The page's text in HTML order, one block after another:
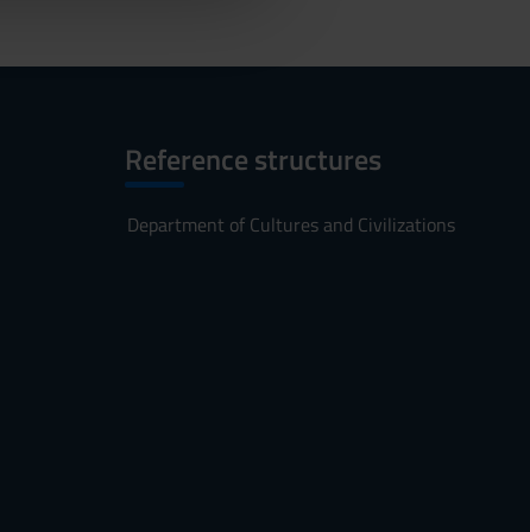
Reference structures
Department of Cultures and Civilizations